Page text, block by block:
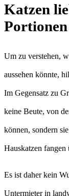
Katzen
Portionen
Um zu verstehen,
aussehen könnte,
Im Gegensatz zu
keine Beute, von
können, sondern
Hauskatzen
Es ist daher kein
Untermieter in